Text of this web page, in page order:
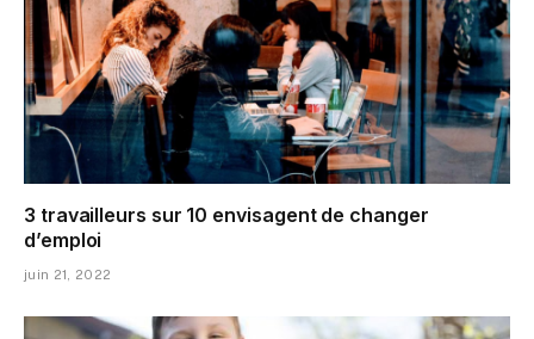
3 travailleurs sur 10 envisagent de changer
d’emploi
juin 21, 2022